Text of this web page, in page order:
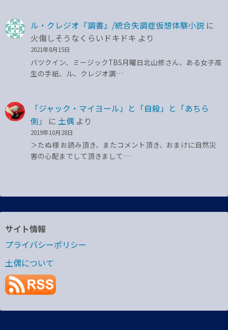
ル・クレジオ『調書』/統合失調症仮想体験小説 に
火傷しそうなくらいドキドキ より
2021年8月15日
バツクイン、ミージックTBS月曜日北山修さん、ある女子高
生の手紙、ル、クレジオ調…
「ジャック・マイヨール」と「自殺」と「あちら
側」
に 土偶 より
2019年10月28日
＞たぬ様 お読み頂き、またコメント頂き、おまけに自然災
害の心配までして頂きまして…
サイト情報
プライバシーポリシー
土偶について